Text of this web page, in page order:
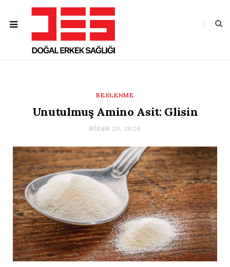
BESLENME
Unutulmuş Amino Asit: Glisin
NISAN 20, 2020